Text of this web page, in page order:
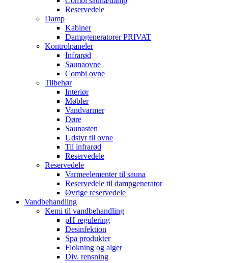
Reservedele
Damp
Kabiner
Dampgeneratorer PRIVAT
Kontrolpaneler
Infrarød
Saunaovne
Combi ovne
Tilbehør
Interiør
Møbler
Vandvarmer
Døre
Saunasten
Udstyr til ovne
Til infrarød
Reservedele
Reservedele
Varmeelementer til sauna
Reservedele til dampgenerator
Øvrige reservedele
Vandbehandling
Kemi til vandbehandling
pH regulering
Desinfektion
Spa produkter
Flokning og alger
Div. rensning